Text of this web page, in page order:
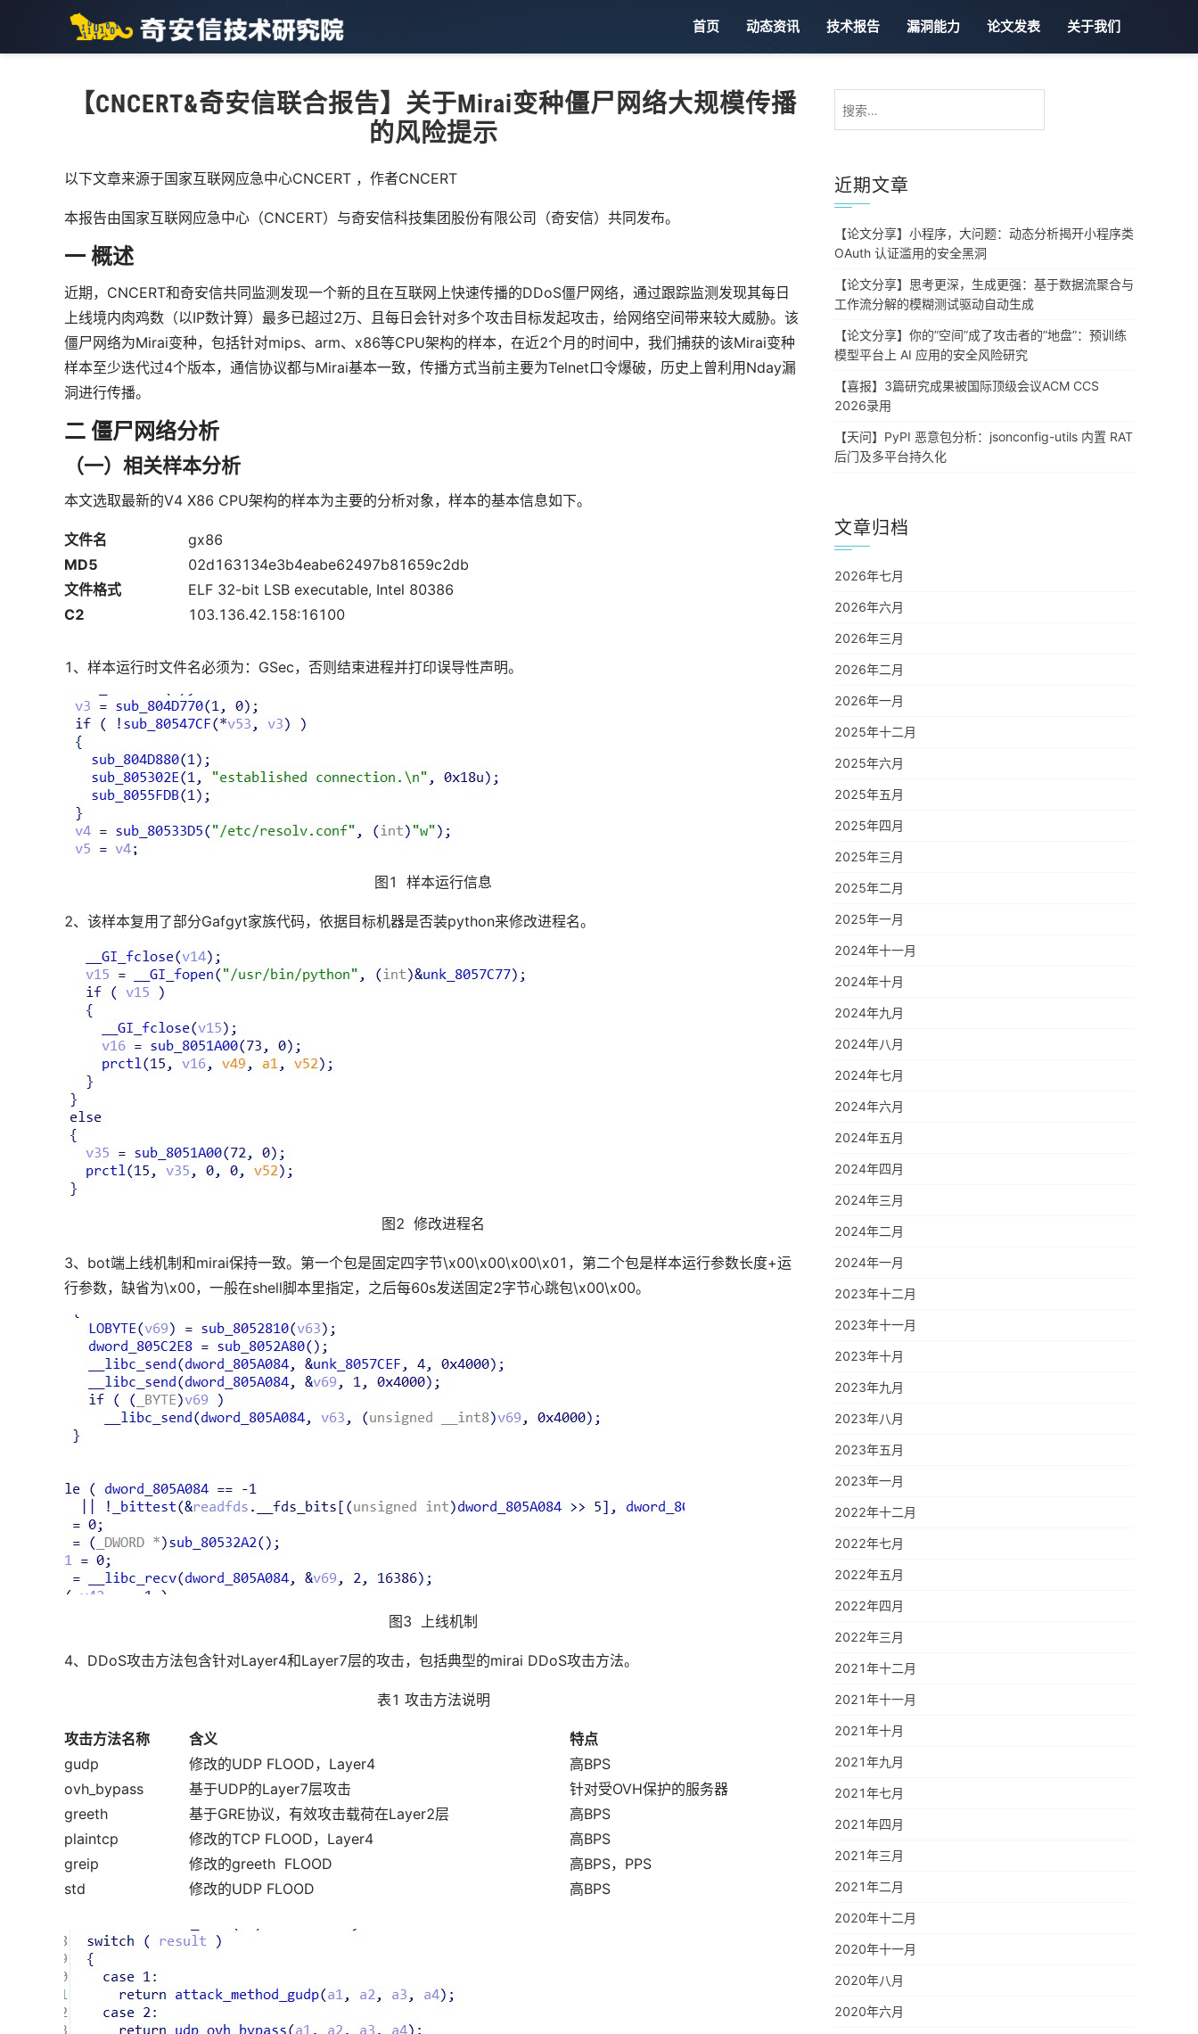
首页 动态资讯 技术报告 漏洞能力 论文发表 关于我们
【CNCERT&奇安信联合报告】关于Mirai变种僵尸网络大规模传播
的风险提示
以下文章来源于国家互联网应急中心CNCERT ，作者CNCERT
本报告由国家互联网应急中心（CNCERT）与奇安信科技集团股份有限公司（奇安信）共同发布。
一 概述
近期，CNCERT和奇安信共同监测发现一个新的且在互联网上快速传播的DDoS僵尸网络，通过跟踪监测发现其每日
上线境内肉鸡数（以IP数计算）最多已超过2万、且每日会针对多个攻击目标发起攻击，给网络空间带来较大威胁。该
僵尸网络为Mirai变种，包括针对mips、arm、x86等CPU架构的样本，在近2个月的时间中，我们捕获的该Mirai变种
样本至少迭代过4个版本，通信协议都与Mirai基本一致，传播方式当前主要为Telnet口令爆破，历史上曾利用Nday漏
洞进行传播。
二 僵尸网络分析
（一）相关样本分析
本文选取最新的V4 X86 CPU架构的样本为主要的分析对象，样本的基本信息如下。
文件名
gx86
MD5
02d163134e3b4eabe62497b81659c2db
文件格式
ELF 32-bit LSB executable, Intel 80386
C2
103.136.42.158:16100
1、样本运行时文件名必须为：GSec，否则结束进程并打印误导性声明。
图1 样本运行信息
2、该样本复用了部分Gafgyt家族代码，依据目标机器是否装python来修改进程名。
图2 修改进程名
3、bot端上线机制和mirai保持一致。第一个包是固定四字节\x00\x00\x00\x01，第二个包是样本运行参数长度+运
行参数，缺省为\x00，一般在shell脚本里指定，之后每60s发送固定2字节心跳包\x00\x00。
图3 上线机制
4、DDoS攻击方法包含针对Layer4和Layer7层的攻击，包括典型的mirai DDoS攻击方法。
表1 攻击方法说明
攻击方法名称 含义
特点
gudp
修改的UDP FLOOD，Layer4
高BPS
ovh_bypass
基于UDP的Layer7层攻击
针对受OVH保护的服务器
greeth
基于GRE协议，有效攻击载荷在Layer2层
高BPS
plaintcp
修改的TCP FLOOD，Layer4
高BPS
greip
修改的greeth FLOOD
高BPS，PPS
std
修改的UDP FLOOD 高BPS
索：
近期文章
【论文分享】小程序，大问题：动态分析揭开小程序类
OAuth 认证滥用的安全黑洞
【论文分享】思考更深，生成更强：基于数据流聚合与
工作流分解的模糊测试驱动自动生成
【论文分享】你的”空间”成了攻击者的”地盘”：预训练
模型平台上 AI 应用的安全风险研究
【喜报】3篇研究成果被国际顶级会议ACM CCS
2026录用
【天问】PyPI 恶意包分析：jsonconfig-utils 内置 RAT
后门及多平台持久化
文章归档
2026年七月
2026年六月
2026年三月
2026年二月
2026年一月
2025年十二月
2025年六月
2025年五月
2025年四月
2025年三月
2025年二月
2025年一月
2024年十一月
2024年十月
2024年九月
2024年八月
2024年七月
2024年六月
2024年五月
2024年四月
2024年三月
2024年二月
2024年一月
2023年十二月
2023年十一月
2023年十月
2023年九月
2023年八月
2023年五月
2023年一月
2022年十二月
2022年七月
2022年五月
2022年四月
2022年三月
2021年十二月
2021年十一月
2021年十月
2021年九月
2021年七月
2021年四月
2021年三月
2021年二月
2020年十二月
2020年十一月
2020年八月
2020年六月